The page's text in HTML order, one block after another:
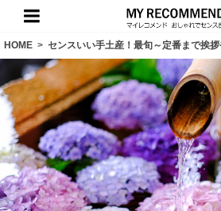
HOME > センスいい手土産！最旬～定番まで挨